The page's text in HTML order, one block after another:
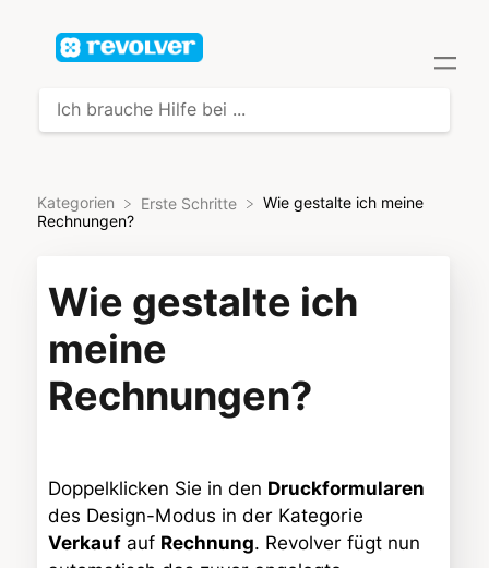
Kategorien ​Erste Schritte
Wie gestalte ich meine
Rechnungen?
Wie gestalte ich
meine
Rechnungen?
Doppelklicken Sie in den Druckformularen
des Design-Modus in der Kategorie
Verkauf auf Rechnung. Revolver fügt nun